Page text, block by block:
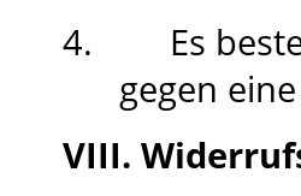
4.
Es
gegen
VIII.